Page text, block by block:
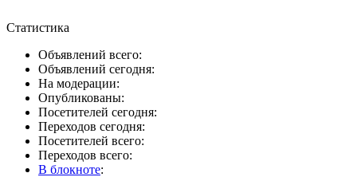
Статистика
Объявлений всего:
Объявлений сегодня:
На модерации:
Опубликованы:
Посетителей сегодня:
Переходов сегодня:
Посетителей всего:
Переходов всего:
В блокноте: